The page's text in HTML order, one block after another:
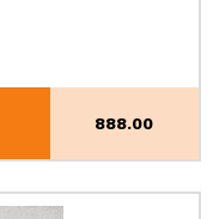
888.00